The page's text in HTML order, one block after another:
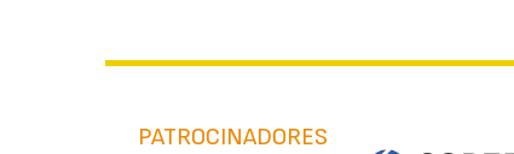
PATROCINADORES